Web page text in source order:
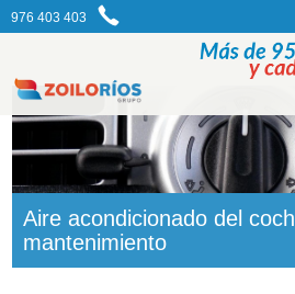
976 403 403
Aire acondicionado del
mantenimiento